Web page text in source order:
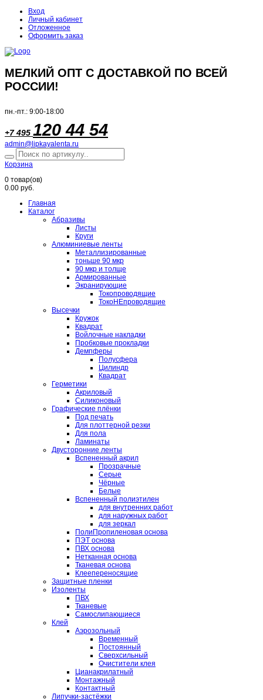
Вход
Личный кабинет
Отложенное
Оформить заказ
МЕЛКИЙ ОПТ С ДОСТАВКОЙ ПО ВСЕЙ
РОССИИ!
пн.-пт.: 9:00-18:00
+7 495 120 44 54
admin@lipkayalenta.ru
Корзина
0 товар(ов)
0.00 руб.
Главная
Каталог
Абразивы
Листы
Круги
Алюминиевые ленты
Металлизированные
тоньше 90 мкр
90 мкр и толще
Армированные
Экранирующие
Токопроводящие
ТокоНЕпроводящие
Высечки
Кружок
Квадрат
Войлочные накладки
Пробковые прокладки
Демпферы
Полусфера
Цилиндр
Квадрат
Герметики
Акриловый
Силиконовый
Графические плёнки
Под печать
Для плоттерной резки
Для пола
Ламинаты
Двусторонние ленты
Вспененный акрил
Прозрачные
Серые
Чёрные
Белые
Вспененный полиэтилен
для внутренних работ
для наружных работ
для зеркал
ПолиПропиленовая основа
ПЭТ основа
ПВХ основа
Нетканная основа
Тканевая основа
Клеепереносящие
Защитные пленки
Изоленты
ПВХ
Тканевые
Самослипающиеся
Клей
Аэрозольный
Временный
Постоянный
Сверхсильный
Очистители клея
Цианакрилатный
Монтажный
Контактный
Липучки-застёжки